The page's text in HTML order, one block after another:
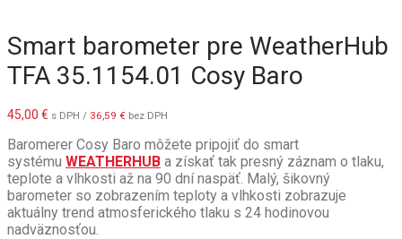
Smart barometer pre WeatherHub
TFA 35.1154.01 Cosy Baro
45,00 € s DPH / 36,59 € bez DPH
Baromerer Cosy Baro môžete pripojiť do smart
systému WEATHERHUB a získať tak presný záznam o tlaku,
teplote a vlhkosti až na 90 dní naspäť. Malý, šikovný
barometer so zobrazením teploty a vlhkosti zobrazuje
aktuálny trend atmosferického tlaku s 24 hodinovou
nadväznosťou.